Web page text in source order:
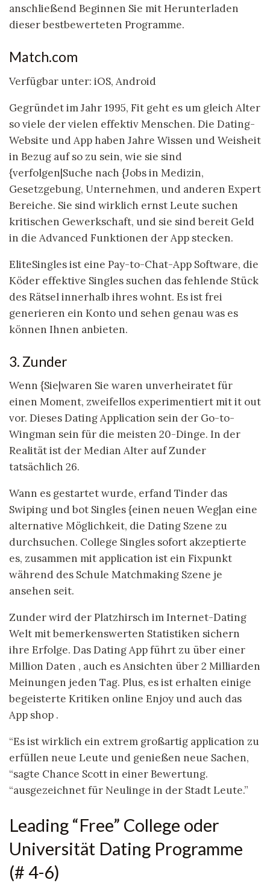
anschließend Beginnen Sie mit Herunterladen
dieser bestbewerteten Programme.
Match.com
Verfügbar unter: iOS, Android
Gegründet im Jahr 1995, Fit geht es um gleich Alter
so viele der vielen effektiv Menschen. Die Dating-
Website und App haben Jahre Wissen und Weisheit
in Bezug auf so zu sein, wie sie sind
{verfolgen|Suche nach {Jobs in Medizin,
Gesetzgebung, Unternehmen, und anderen Expert
Bereiche. Sie sind wirklich ernst Leute suchen
kritischen Gewerkschaft, und sie sind bereit Geld
in die Advanced Funktionen der App stecken.
EliteSingles ist eine Pay-to-Chat-App Software, die
Köder effektive Singles suchen das fehlende Stück
des Rätsel innerhalb ihres wohnt. Es ist frei
generieren ein Konto und sehen genau was es
können Ihnen anbieten.
3. Zunder
Wenn {Sie|waren Sie waren unverheiratet für
einen Moment, zweifellos experimentiert mit it out
vor. Dieses Dating Application sein der Go-to-
Wingman sein für die meisten 20-Dinge. In der
Realität ist der Median Alter auf Zunder
tatsächlich 26.
Wann es gestartet wurde, erfand Tinder das
Swiping und bot Singles {einen neuen Weg|an eine
alternative Möglichkeit, die Dating Szene zu
durchsuchen. College Singles sofort akzeptierte
es, zusammen mit application ist ein Fixpunkt
während des Schule Matchmaking Szene je
ansehen seit.
Zunder wird der Platzhirsch im Internet-Dating
Welt mit bemerkenswerten Statistiken sichern
ihre Erfolge. Das Dating App führt zu über einer
Million Daten , auch es Ansichten über 2 Milliarden
Meinungen jeden Tag. Plus, es ist erhalten einige
begeisterte Kritiken online Enjoy und auch das
App shop .
“Es ist wirklich ein extrem großartig application zu
erfüllen neue Leute und genießen neue Sachen,
“sagte Chance Scott in einer Bewertung.
“ausgezeichnet für Neulinge in der Stadt Leute.”
Leading “Free” College oder
Universität Dating Programme
(# 4-6)